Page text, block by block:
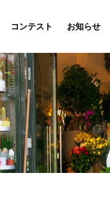
コンテスト お知らせ